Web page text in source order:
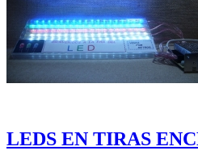
LEDS EN TIRAS